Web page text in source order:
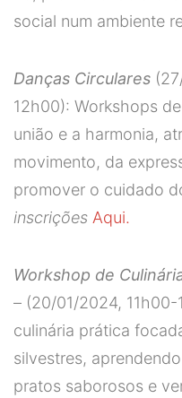
social num ambiente
Danças Circulares
12h00): Workshops
união e a harmonia,
movimento, da
promover o cuidado
inscrições Aqui.
Workshop de
– (20/01/2024,
culinária prática
silvestres,
pratos saborosos e